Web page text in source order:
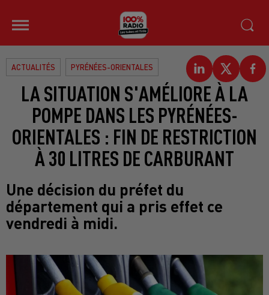
ACTUALITÉS PYRÉNÉES-ORIENTALES
LA SITUATION S'AMÉLIORE À LA
POMPE DANS LES PYRÉNÉES-
ORIENTALES : FIN DE RESTRICTION
À 30 LITRES DE CARBURANT
Une décision du préfet du
département qui a pris effet ce
vendredi à midi.